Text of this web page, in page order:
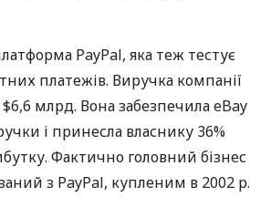
PayPal, яка теж тестує
платежів. Виручка компанії
млрд. Вона забезпечила eBay
і принесла власнику 36%
Фактично головний бізнес
з PayPal, купленим в 2002 р.